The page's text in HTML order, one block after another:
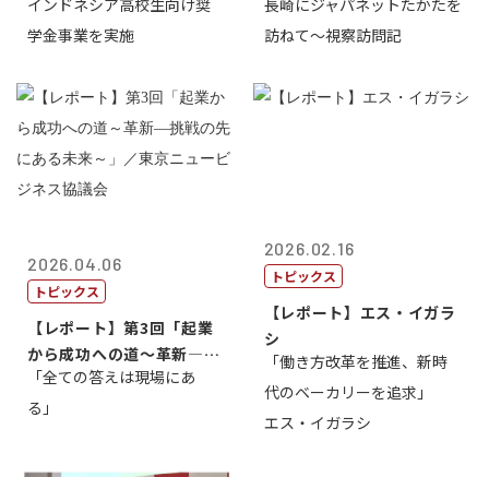
理事長
インドネシア高校生向け奨
学金事業を実施
長崎にジャパネットたかたを
訪ねて～視察訪問記
2026.04.06
トピックス
【レポート】第3回「起業
から成功への道～革新―挑
戦の先にある...
「全ての答えは現場にあ
る」
2026.02.16
トピックス
【レポート】エス・イガラ
シ
「働き方改革を推進、新時
代のベーカリーを追求」
エス・イガラシ